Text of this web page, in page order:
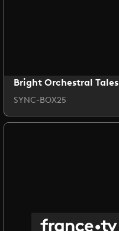
Bright Orchestral Tales
SYNC-BOX25